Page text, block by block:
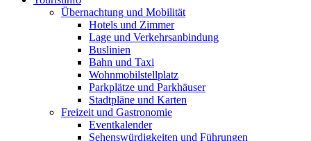
Übernachtung und Mobilität
Hotels und Zimmer
Lage und Verkehrsanbindung
Buslinien
Bahn und Taxi
Wohnmobilstellplatz
Parkplätze und Parkhäuser
Stadtpläne und Karten
Freizeit und Gastronomie
Eventkalender
Sehenswürdigkeiten und Führungen